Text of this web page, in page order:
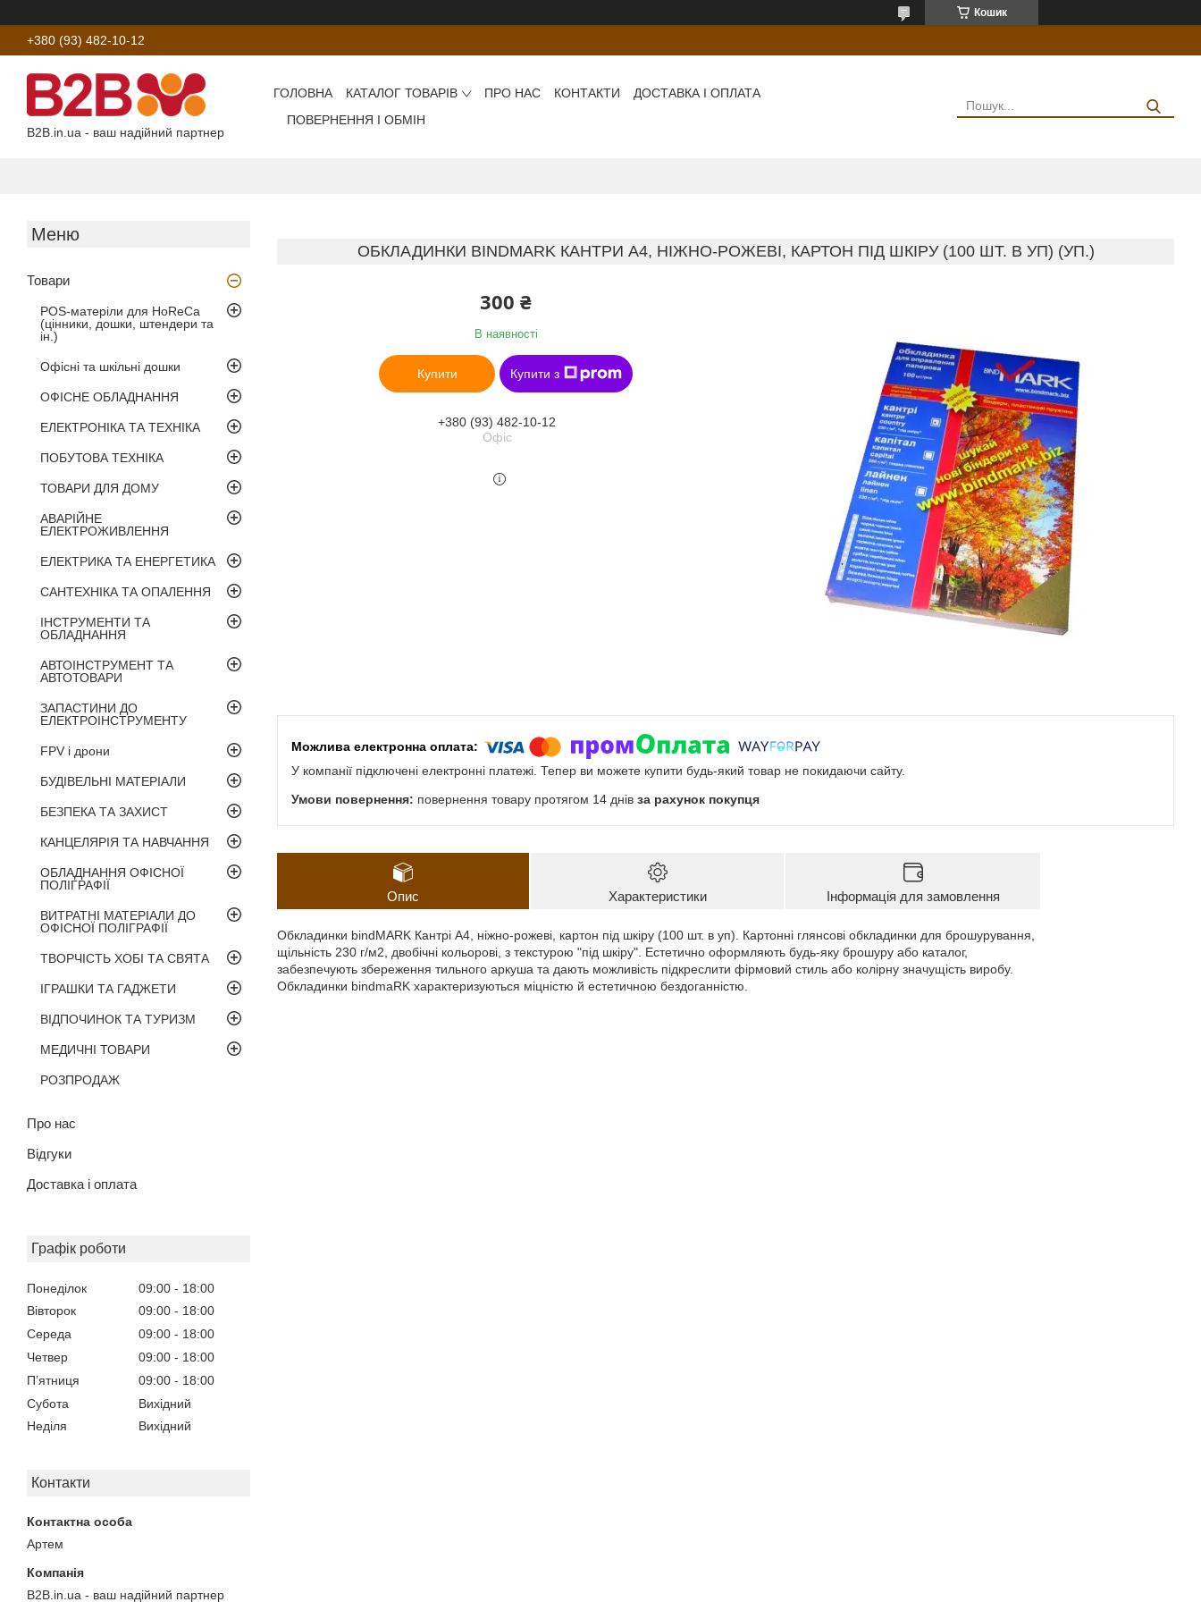
Кошик
+380 (93) 482-10-12
B2B.in.ua - ваш надійний партнер
ГОЛОВНА КАТАЛОГ ТОВАРІВ ПРО НАС КОНТАКТИ
ДОСТАВКА І ОПЛАТА
ПОВЕРНЕННЯ І ОБМІН
Товари
POS-матеріли для HoReCa
(цінники, дошки, штендери та
ін.)
Офісні та шкільні дошки
ОФІСНЕ ОБЛАДНАННЯ
ЕЛЕКТРОНІКА ТА ТЕХНІКА
ПОБУТОВА ТЕХНІКА
ТОВАРИ ДЛЯ ДОМУ
АВАРІЙНЕ
ЕЛЕКТРОЖИВЛЕННЯ
ЕЛЕКТРИКА ТА ЕНЕРГЕТИКА
САНТЕХНІКА ТА ОПАЛЕННЯ
ІНСТРУМЕНТИ ТА
ОБЛАДНАННЯ
АВТОІНСТРУМЕНТ ТА
АВТОТОВАРИ
ЗАПАСТИНИ ДО
ЕЛЕКТРОІНСТРУМЕНТУ
FPV і дрони
БУДІВЕЛЬНІ МАТЕРІАЛИ
БЕЗПЕКА ТА ЗАХИСТ
КАНЦЕЛЯРІЯ ТА НАВЧАННЯ
ОБЛАДНАННЯ ОФІСНОЇ
ПОЛІГРАФІЇ
ВИТРАТНІ МАТЕРІАЛИ ДО
ОФІСНОЇ ПОЛІГРАФІЇ
ТВОРЧІСТЬ ХОБІ ТА СВЯТА
ІГРАШКИ ТА ГАДЖЕТИ
ВІДПОЧИНОК ТА ТУРИЗМ
МЕДИЧНІ ТОВАРИ
РОЗПРОДАЖ
Про нас
Відгуки
Доставка і оплата
Графік роботи
Понеділок 09:00
18:00
Вівторок
09:00
18:00
Середа
09:00
18:00
Четвер
09:00
18:00
Пʼятниця
09:00
18:00
Субота
Вихідний
Неділя
Вихідний
Контакти
Артем
B2B.in.ua - ваш надійний партнер
ОБКЛАДИНКИ BINDMARK КАНТРИ А4, НІЖНО-РОЖЕВІ, КАРТОН ПІД ШКІРУ (100 ШТ. В УП) (УП.)
300 ₴
В наявності
Купити Купити з
+380 (93) 482-10-12
Офіс
У компанії підключені електронні платежі. Тепер ви можете купити будь-який товар не покидаючи сайту.
повернення товару протягом 14 днів за рахунок покупця
Опис Характеристики Інформація для замовлення
Обкладинки bindMARK Кантрі А4, ніжно-рожеві, картон під шкіру (100 шт. в уп). Картонні глянсові обкладинки для брошурування,
щільність 230 г/м2, двобічні кольорові, з текстурою "під шкіру". Естетично оформляють будь-яку брошуру або каталог,
забезпечують збереження тильного аркуша та дають можливість підкреслити фірмовий стиль або колірну значущість виробу.
Обкладинки bindmaRK характеризуються міцністю й естетичною бездоганністю.